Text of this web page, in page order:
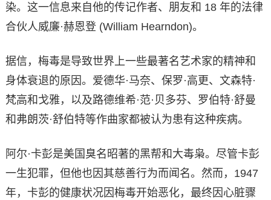
染。这一信息来自他的传记作者、朋友和 18 年的法律
合伙人威廉·赫恩登 (William Hearndon)。
据信，梅毒是导致世界上一些最著名艺术家的精神和
身体衰退的原因。爱德华·马奈、保罗·高更、文森特·
梵高和戈雅，以及路德维希·范·贝多芬、罗伯特·舒曼
和弗朗茨·舒伯特等作曲家都被认为患有这种疾病。
阿尔·卡彭是美国臭名昭著的黑帮和大毒枭。尽管卡彭
一生犯罪，但他也因其慈善行为而闻名。然而，1947
年，卡彭的健康状况因梅毒开始恶化，最终因心脏骤